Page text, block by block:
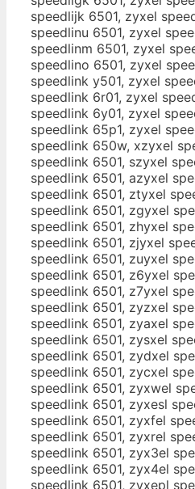
speedlijk 6501, zyxel
speedlinu 6501, zyxel
speedlinm 6501, zyxel
speedlino 6501, zyxel
speedlink y501, zyxel
speedlink 6r01, zyxel
speedlink 6y01, zyxel
speedlink 65p1, zyxel
speedlink 650w, xzyxel
speedlink 6501, szyxel
speedlink 6501, azyxel
speedlink 6501, ztyxel
speedlink 6501, zgyxel
speedlink 6501, zhyxel
speedlink 6501, zjyxel
speedlink 6501, zuyxel
speedlink 6501, z6yxel
speedlink 6501, z7yxel
speedlink 6501, zyzxel
speedlink 6501, zyaxel
speedlink 6501, zysxel
speedlink 6501, zydxel
speedlink 6501, zycxel
speedlink 6501, zyxwel
speedlink 6501, zyxesl
speedlink 6501, zyxfel
speedlink 6501, zyxrel
speedlink 6501, zyx3el
speedlink 6501, zyx4el
speedlink 6501, zyxepl